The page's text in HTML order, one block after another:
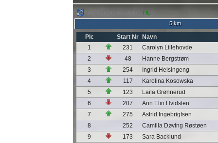
TIL
5 km
Plc Start Nr
Navn
1
231
Carolyn Lillehovde
2
48
Hanne Bergstrøm
3
254
Ingrid Helsingeng
4
117
Karolina Kosowska
5
123
Laila Grønnerud
6
207
Ann Elin Hvidsten
7
275
Astrid Ingebrigtsen
8
252
Camilla Døving Røstøen
9
173 Sara Backlund